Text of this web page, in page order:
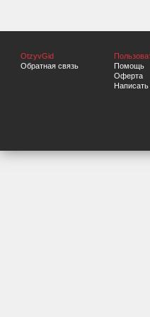
OtzyvGid
Обратная связь
Помощь
Оферта